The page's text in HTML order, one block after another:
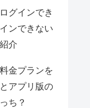
グインでき
ンできない
介
金プランを
アプリ版の
ち？